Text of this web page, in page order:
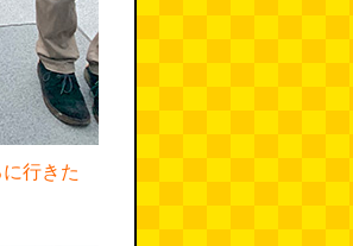
行きた